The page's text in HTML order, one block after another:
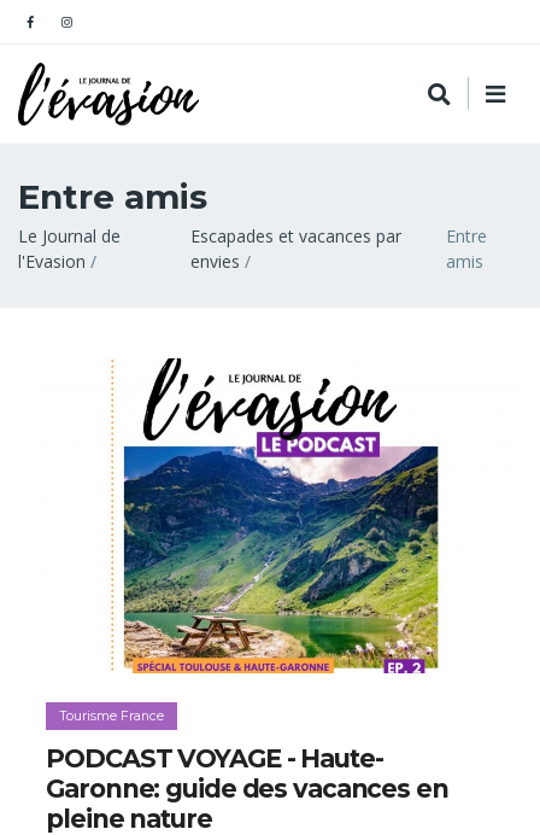
Entre amis
Fil
d'Ariane
Le Journal de
l'Evasion
Escapades et vacances par
envies
Entre
amis
Tourisme France
PODCAST VOYAGE - Haute-
Garonne: guide des vacances en
pleine nature